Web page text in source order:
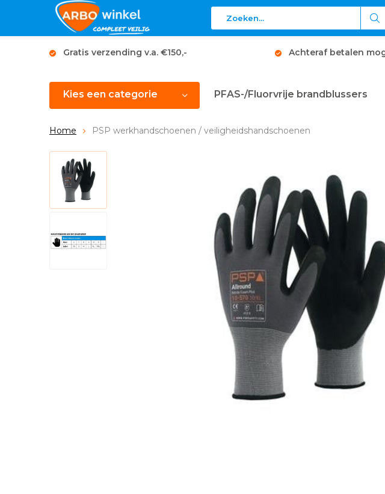
Gratis verzending v.a. €150,- Achteraf betalen
Kies een categorie PFAS-/Fluorvrije brandblussers
Home PSP werkhandschoenen / veiligheidshandschoenen